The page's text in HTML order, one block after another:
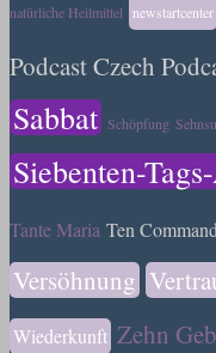
natürliche Heilmittel newstartcenter
Podcast Czech
Sabbat Schöpfung
Siebenten-
Tante Maria Ten
Versöhnung
Wiederkunft Zehn